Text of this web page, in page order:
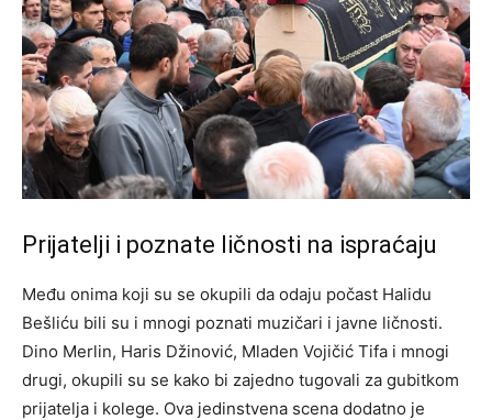
Prijatelji i poznate ličnosti na ispraćaju
Među onima koji su se okupili da odaju počast Halidu
Bešliću bili su i mnogi poznati muzičari i javne ličnosti.
Dino Merlin, Haris Džinović, Mladen Vojičić Tifa i mnogi
drugi, okupili su se kako bi zajedno tugovali za gubitkom
prijatelja i kolege. Ova jedinstvena scena dodatno je